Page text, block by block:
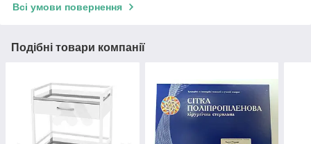
Всі умови повернення
Подібні товари компанії